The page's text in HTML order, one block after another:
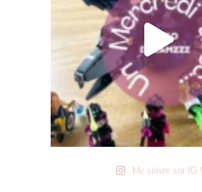
Me suivre sur IG !